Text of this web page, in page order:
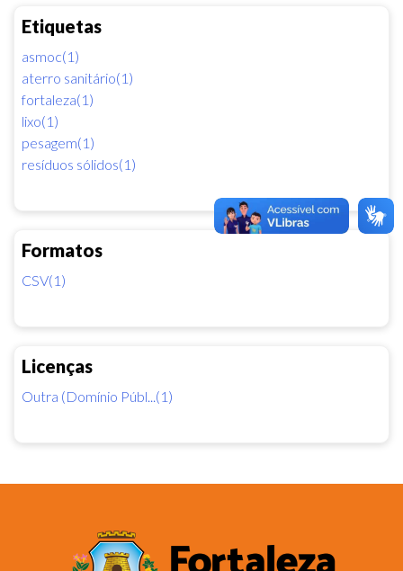
Etiquetas
asmoc(1)
aterro sanitário(1)
fortaleza(1)
lixo(1)
pesagem(1)
resíduos sólidos(1)
Formatos
CSV(1)
Licenças
Outra (Domínio Públ...(1)